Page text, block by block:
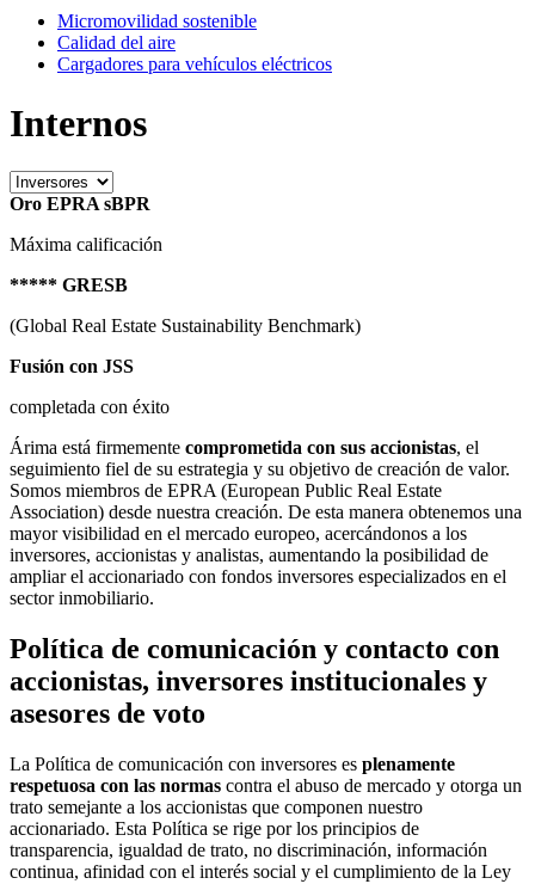
Micromovilidad sostenible
Calidad del aire
Cargadores para vehículos eléctricos
Internos
Oro EPRA sBPR
Máxima calificación
***** GRESB
(Global Real Estate Sustainability Benchmark)
Fusión con JSS
completada con éxito
Árima está firmemente comprometida con sus accionistas, el
seguimiento fiel de su estrategia y su objetivo de creación de valor.
Somos miembros de EPRA (European Public Real Estate
Association) desde nuestra creación. De esta manera obtenemos una
mayor visibilidad en el mercado europeo, acercándonos a los
inversores, accionistas y analistas, aumentando la posibilidad de
ampliar el accionariado con fondos inversores especializados en el
sector inmobiliario.
Política de comunicación y contacto con
accionistas, inversores institucionales y
asesores de voto
La Política de comunicación con inversores es plenamente
respetuosa con las normas contra el abuso de mercado y otorga un
trato semejante a los accionistas que componen nuestro
accionariado. Esta Política se rige por los principios de
transparencia, igualdad de trato, no discriminación, información
continua, afinidad con el interés social y el cumplimiento de la Ley